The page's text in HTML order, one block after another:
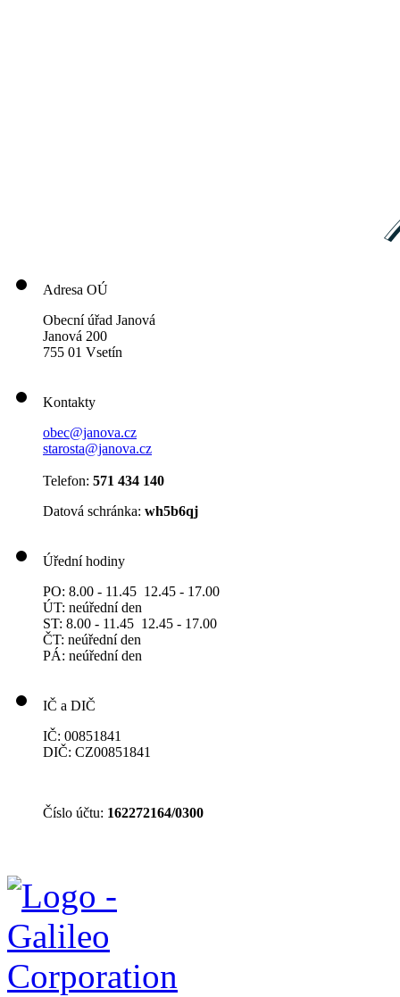
Adresa OÚ
Obecní úřad Janová
Janová 200
755 01 Vsetín
Kontakty
obec@janova.cz
starosta@janova.cz
Telefon: 571 434 140
Datová schránka: wh5b6qj
Úřední hodiny
PO: 8.00 - 11.45 12.45 - 17.00
ÚT: neúřední den
ST: 8.00 - 11.45 12.45 - 17.00
ČT: neúřední den
PÁ: neúřední den
IČ a DIČ
IČ: 00851841
DIČ: CZ00851841
Číslo účtu: 162272164/0300